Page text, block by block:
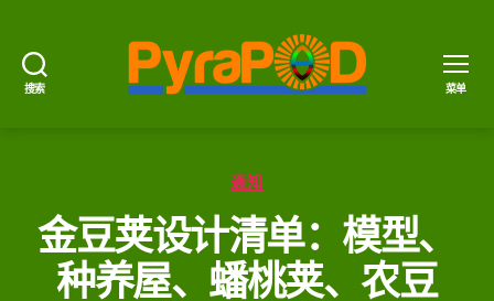
搜索
荚
太
阳
火
菜单
分
通知
金豆荚设计清单：模型、
种养屋、蟠桃荚、农豆